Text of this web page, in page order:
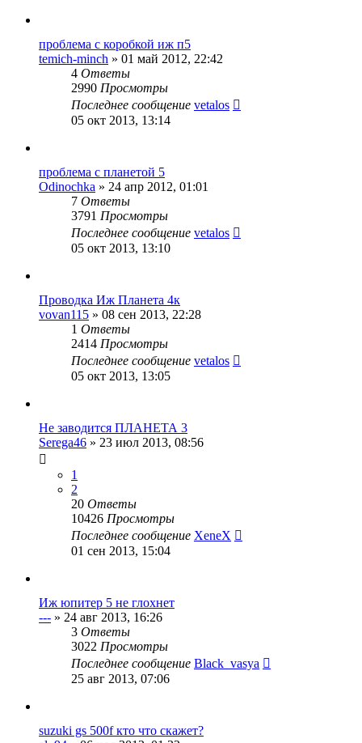
проблема с коробкой иж п5
temich-minch » 01 май 2012, 22:42
4 Ответы
2990 Просмотры
Последнее сообщение vetalos
05 окт 2013, 13:14
проблема с планетой 5
Odinochka » 24 апр 2012, 01:01
7 Ответы
3791 Просмотры
Последнее сообщение vetalos
05 окт 2013, 13:10
Проводка Иж Планета 4к
vovan115 » 08 сен 2013, 22:28
1 Ответы
2414 Просмотры
Последнее сообщение vetalos
05 окт 2013, 13:05
Не заводится ПЛАНЕТА 3
Serega46 » 23 июл 2013, 08:56
1
2
20 Ответы
10426 Просмотры
Последнее сообщение XeneX
01 сен 2013, 15:04
Иж юпитер 5 не глохнет
--- » 24 авг 2013, 16:26
3 Ответы
3022 Просмотры
Последнее сообщение Black_vasya
25 авг 2013, 07:06
suzuki gs 500f кто что скажет?